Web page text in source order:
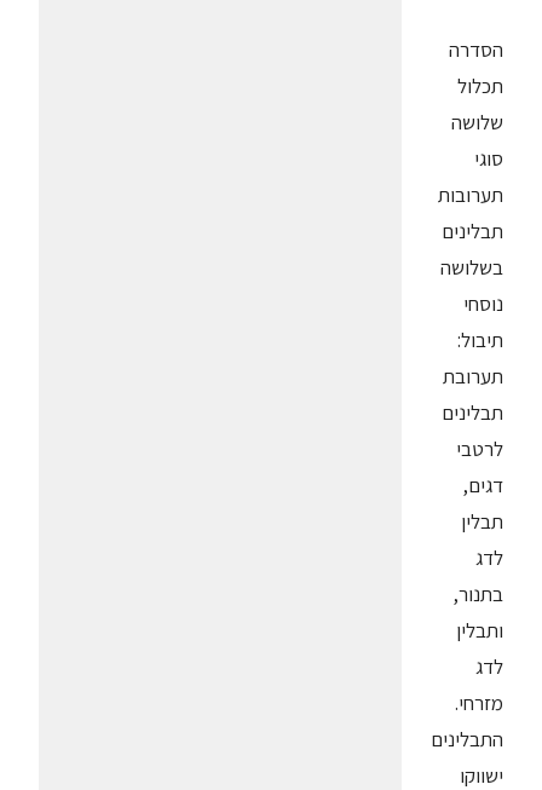
הסדרה
תכלול
שלושה
סוגי
תערובות
תבלינים
בשלושה
נוסחי
תיבול:
תערובת
תבלינים
לרטבי
דגים,
תבלין
לדג
בתנור,
ותבלין
לדג
מזרחי.
התבלינים
ישווקו